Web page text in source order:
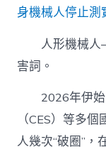
身機械人停止測
人形機械
害詞。
2026年伊
（CES）等多
人幾次“破圈”，